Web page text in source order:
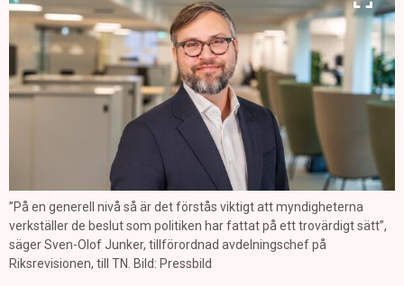
”På en generell nivå så är det förstås viktigt att myndigheterna
verkställer de beslut som politiken har fattat på ett trovärdigt sätt”,
säger Sven-Olof Junker, tillförordnad avdelningschef på
Riksrevisionen, till TN. Bild: Pressbild